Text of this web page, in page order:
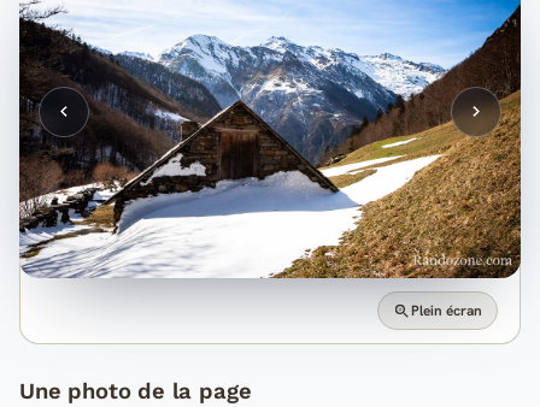
Plein écran
Une photo de la page